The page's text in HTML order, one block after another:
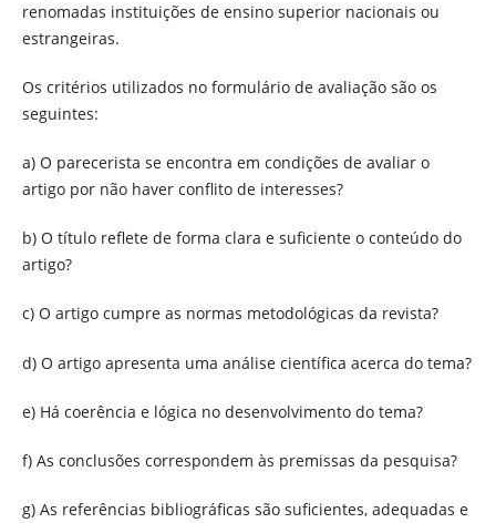
renomadas instituições de ensino superior nacionais ou
estrangeiras.
Os critérios utilizados no formulário de avaliação são os
seguintes:
a) O parecerista se encontra em condições de avaliar o
artigo por não haver conflito de interesses?
b) O título reflete de forma clara e suficiente o conteúdo do
artigo?
c) O artigo cumpre as normas metodológicas da revista?
d) O artigo apresenta uma análise científica acerca do tema?
e) Há coerência e lógica no desenvolvimento do tema?
f) As conclusões correspondem às premissas da pesquisa?
g) As referências bibliográficas são suficientes, adequadas e